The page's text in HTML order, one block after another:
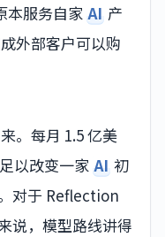
本服务自家 AI 产
外部客户可以购
。每月 1.5 亿美
以改变一家 AI 初
对于 Reflection
说，模型路线讲得